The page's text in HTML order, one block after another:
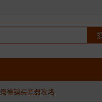
景德镇买瓷器攻略